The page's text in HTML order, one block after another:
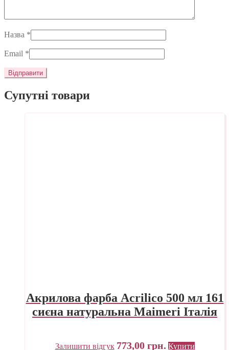
Назва *
Email *
Супутні товари
Акрилова фарба Acrilico 500 мл 161
сиєна натуральна Maimeri Італія
Залишити відгук 773,00 грн. Купити